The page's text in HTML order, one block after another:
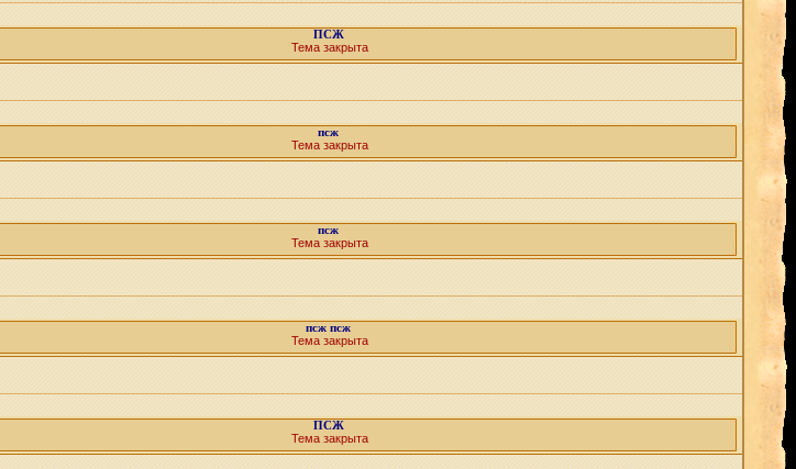
ПСЖ
Тема закрыта
псж
Тема закрыта
псж
Тема закрыта
псж псж
Тема закрыта
ПСЖ
Тема закрыта